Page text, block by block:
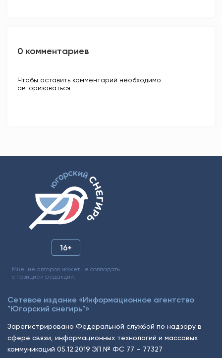
0 комментариев
Чтобы оставить комментарий необходимо
авторизоваться
16+
Мнение авторов может не совпадать
с позицией редакции.
Сетевое издание «Информационное агентство
"Югорский снегирь"»
Зарегистрировано Федеральной службой по надзору в
сфере связи, информационных технологий и массовых
коммуникаций 05.12.2019 ЭЛ № ФС 77 – 77327